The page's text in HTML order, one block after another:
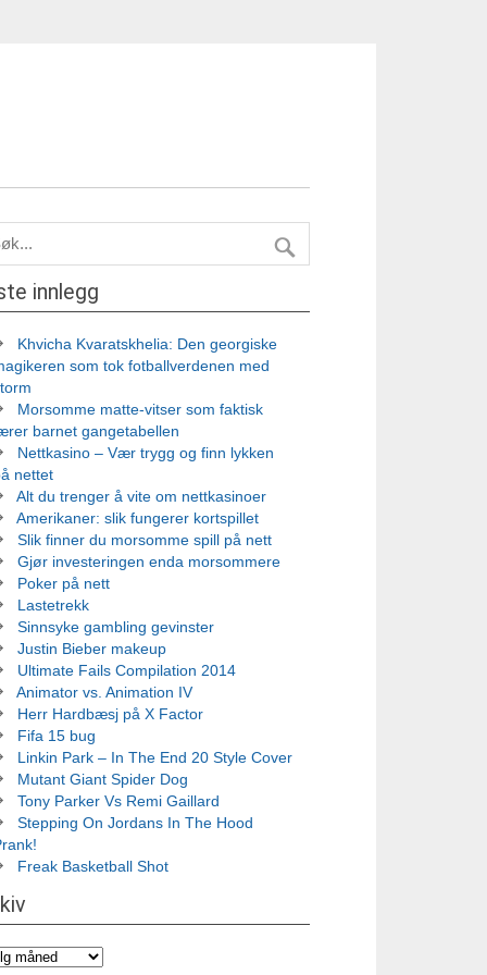
innlegg
Khvicha Kvaratskhelia: Den georgiske
som tok fotballverdenen med
Morsomme matte-vitser som faktisk
barnet gangetabellen
Nettkasino – Vær trygg og finn lykken
nettet
Alt du trenger å vite om nettkasinoer
Amerikaner: slik fungerer kortspillet
Slik finner du morsomme spill på nett
Gjør investeringen enda morsommere
Poker på nett
Lastetrekk
Sinnsyke gambling gevinster
Justin Bieber makeup
Ultimate Fails Compilation 2014
Animator vs. Animation IV
Herr Hardbæsj på X Factor
Fifa 15 bug
Linkin Park – In The End 20 Style Cover
Mutant Giant Spider Dog
Tony Parker Vs Remi Gaillard
Stepping On Jordans In The Hood
Freak Basketball Shot